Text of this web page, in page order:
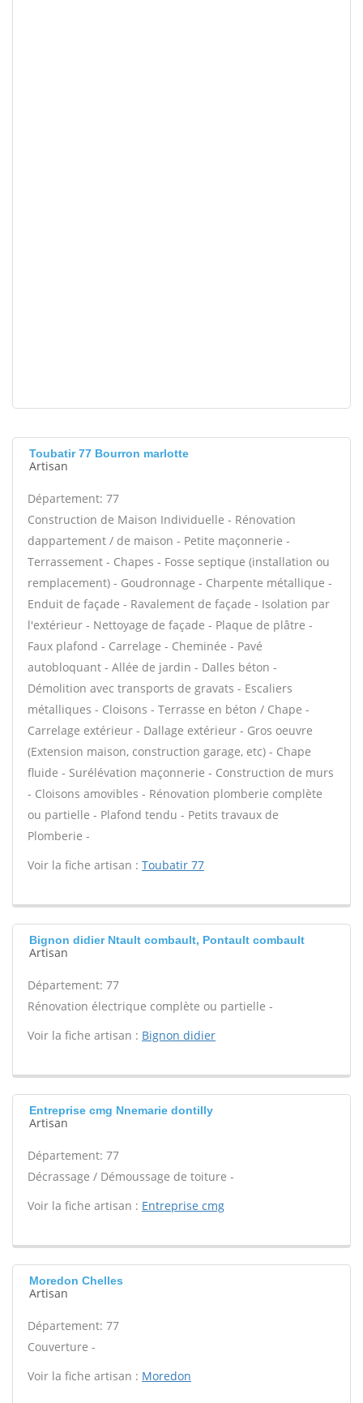
Toubatir 77 Bourron marlotte
Artisan
Département: 77
Construction de Maison Individuelle - Rénovation
dappartement / de maison - Petite maçonnerie -
Terrassement - Chapes - Fosse septique (installation ou
remplacement) - Goudronnage - Charpente métallique -
Enduit de façade - Ravalement de façade - Isolation par
l'extérieur - Nettoyage de façade - Plaque de plâtre -
Faux plafond - Carrelage - Cheminée - Pavé
autobloquant - Allée de jardin - Dalles béton -
Démolition avec transports de gravats - Escaliers
métalliques - Cloisons - Terrasse en béton / Chape -
Carrelage extérieur - Dallage extérieur - Gros oeuvre
(Extension maison, construction garage, etc) - Chape
fluide - Surélévation maçonnerie - Construction de murs
- Cloisons amovibles - Rénovation plomberie complète
ou partielle - Plafond tendu - Petits travaux de
Plomberie -
Voir la fiche artisan : Toubatir 77
Bignon didier Ntault combault, Pontault combault
Artisan
Département: 77
Rénovation électrique complète ou partielle -
Voir la fiche artisan : Bignon didier
Entreprise cmg Nnemarie dontilly
Artisan
Département: 77
Décrassage / Démoussage de toiture -
Voir la fiche artisan : Entreprise cmg
Moredon Chelles
Artisan
Département: 77
Couverture -
Voir la fiche artisan : Moredon